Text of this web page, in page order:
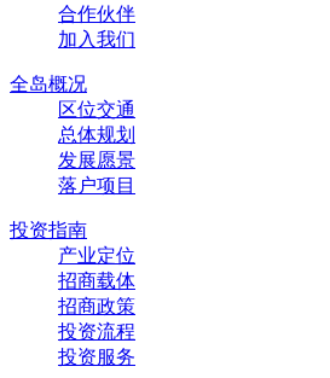
合作伙伴
加入我们
全岛概况
区位交通
总体规划
发展愿景
落户项目
投资指南
产业定位
招商载体
招商政策
投资流程
投资服务